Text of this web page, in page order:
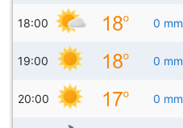
18:00 0 mm
19:00 0 mm
20:00 0 mm